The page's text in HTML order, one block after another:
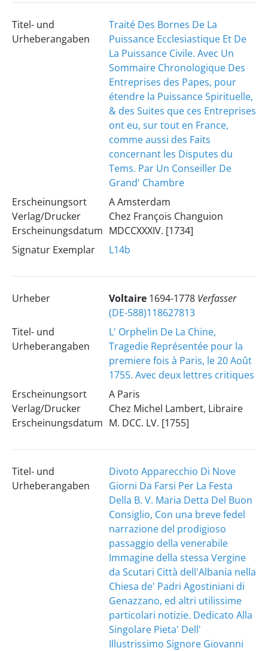
Titel- und
Urheberangaben
Traité Des Bornes De La
Puissance Ecclesiastique Et De
La Puissance Civile. Avec Un
Sommaire Chronologique Des
Entreprises des Papes, pour
étendre la Puissance Spirituelle,
& des Suites que ces Entreprises
ont eu, sur tout en France,
comme aussi des Faits
concernant les Disputes du
Tems. Par Un Conseiller De
Grand' Chambre
Erscheinungsort
Verlag/Drucker
Erscheinungsdatum
A Amsterdam
Chez François Changuion
MDCCXXXIV. [1734]
Signatur Exemplar
L14b
Urheber Voltaire 1694-1778 Verfasser
(DE-588)118627813
Titel- und
Urheberangaben
L' Orphelin De La Chine,
Tragedie Représentée pour la
premiere fois à Paris, le 20 Août
1755. Avec deux lettres critiques
Erscheinungsort
Verlag/Drucker
Erscheinungsdatum
A Paris
Chez Michel Lambert, Libraire
M. DCC. LV. [1755]
Titel- und
Urheberangaben
Divoto Apparecchio Di Nove
Giorni Da Farsi Per La Festa
Della B. V. Maria Detta Del Buon
Consiglio, Con una breve fedel
narrazione del prodigioso
passaggio della venerabile
Immagine della stessa Vergine
da Scutari Città dell'Albania nella
Chiesa de' Padri Agostiniani di
Genazzano, ed altri utilissime
particolari notizie. Dedicato Alla
Singolare Pieta' Dell'
Illustrissimo Signore Giovanni